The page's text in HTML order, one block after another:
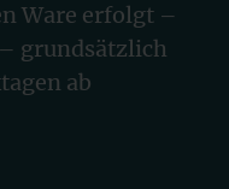
Ware erfolgt –
grundsätzlich
ab